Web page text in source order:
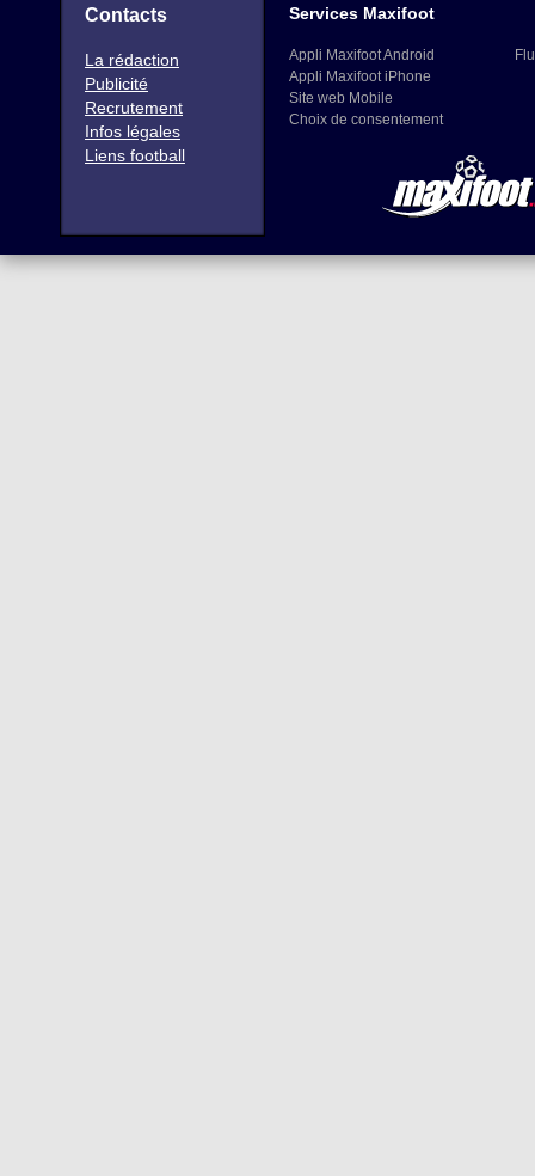
Contacts
La rédaction
Publicité
Recrutement
Infos légales
Liens football
Services Maxifoot
Appli Maxifoot Android
Appli Maxifoot iPhone
Site web Mobile
Choix de consentement